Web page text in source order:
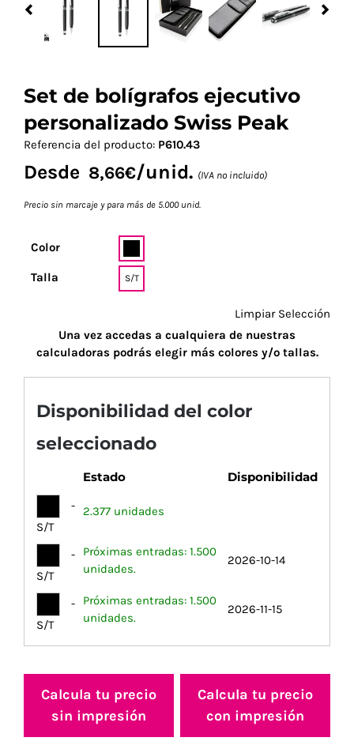
Previous
Set de bolígrafos ejecutivo
personalizado Swiss Peak
Referencia del producto: P610.43
Desde 8,66€/unid. (IVA no incluido)
Precio sin marcaje y para más de 5.000 unid.
Color
Talla S/T
Limpiar Selección
Una vez accedas a cualquiera de nuestras
calculadoras podrás elegir más colores y/o tallas.
Disponibilidad del color
seleccionado
Estado Disponibilidad
-
S/T
2.377 unidades
-
S/T
Próximas entradas: 1.500
unidades.
2026-10-14
-
S/T
Próximas entradas: 1.500
unidades.
2026-11-15
Calcula tu precio
sin impresión
Calcula tu precio
con impresión